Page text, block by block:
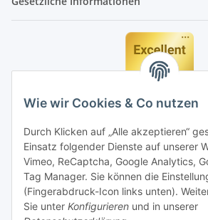
Wie wir Cookies & Co nutzen
Durch Klicken auf „Alle akzeptieren“
Einsatz folgender Dienste auf unserer
Vimeo, ReCaptcha, Google Analytics,
Tag Manager. Sie können die
(Fingerabdruck-Icon links unten).
Sie unter Konfigurieren und in unserer